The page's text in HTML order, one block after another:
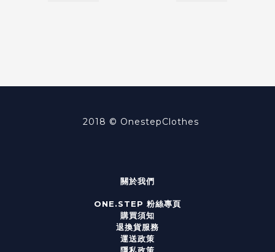
2018 © OnestepClothes
關於我們
ONE.STEP 粉絲專頁
購買須知
退換貨服務
運送政策